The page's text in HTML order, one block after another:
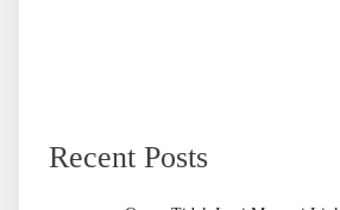
Recent Posts